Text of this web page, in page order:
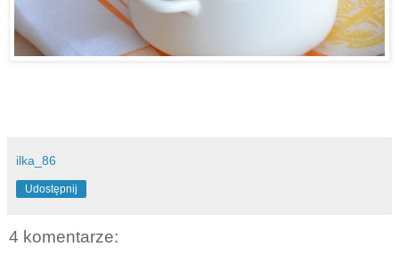
ilka_86
Udostępnij
4 komentarze: